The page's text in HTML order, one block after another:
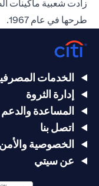
طرحها في عام 1967.
الخدمات
إدارة الثروة
المساعدة والدعم
اتصل بنا
الخصوصية والأمن
عن سيتي